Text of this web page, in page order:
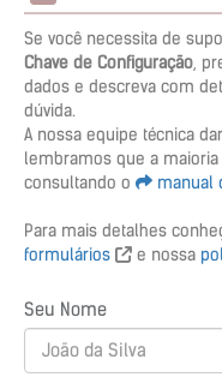
Se você necessita de
Chave de Configuração,
dados e descreva com
dúvida.
A nossa equipe técnica
lembramos que a
consultando o
manual
Para mais detalhes
formulários
e nossa
Seu Nome